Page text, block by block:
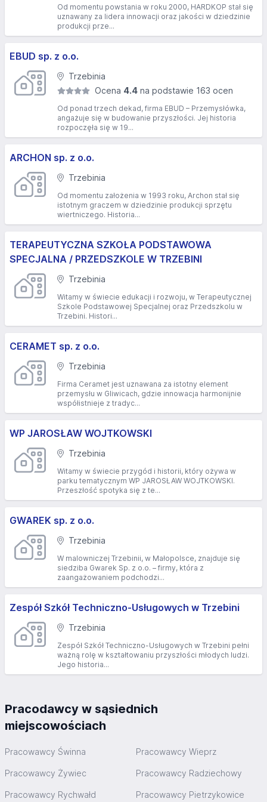
Od momentu powstania w roku 2000, HARDKOP stał się
uznawany za lidera innowacji oraz jakości w dziedzinie
produkcji prze...
EBUD sp. z o.o.
Trzebinia
Ocena 4.4 na podstawie 163 ocen
Od ponad trzech dekad, firma EBUD – Przemysłówka,
angażuje się w budowanie przyszłości. Jej historia
rozpoczęła się w 19...
ARCHON sp. z o.o.
Trzebinia
Od momentu założenia w 1993 roku, Archon stał się
istotnym graczem w dziedzinie produkcji sprzętu
wiertniczego. Historia...
TERAPEUTYCZNA SZKOŁA PODSTAWOWA
SPECJALNA / PRZEDSZKOLE W TRZEBINI
Trzebinia
Witamy w świecie edukacji i rozwoju, w Terapeutycznej
Szkole Podstawowej Specjalnej oraz Przedszkolu w
Trzebini. Histori...
CERAMET sp. z o.o.
Trzebinia
Firma Ceramet jest uznawana za istotny element
przemysłu w Gliwicach, gdzie innowacja harmonijnie
współistnieje z tradyc...
WP JAROSŁAW WOJTKOWSKI
Trzebinia
Witamy w świecie przygód i historii, który ożywa w
parku tematycznym WP JAROSŁAW WOJTKOWSKI.
Przeszłość spotyka się z te...
GWAREK sp. z o.o.
Trzebinia
W malowniczej Trzebinii, w Małopolsce, znajduje się
siedziba Gwarek Sp. z o.o. – firmy, która z
zaangażowaniem podchodzi...
Zespół Szkół Techniczno-Usługowych w Trzebini
Trzebinia
Zespół Szkół Techniczno-Usługowych w Trzebini pełni
ważną rolę w kształtowaniu przyszłości młodych ludzi.
Jego historia...
Pracodawcy w sąsiednich
miejscowościach
Pracowawcy Świnna Pracowawcy Wieprz
Pracowawcy Żywiec Pracowawcy Radziechowy
Pracowawcy Rychwałd Pracowawcy Pietrzykowice